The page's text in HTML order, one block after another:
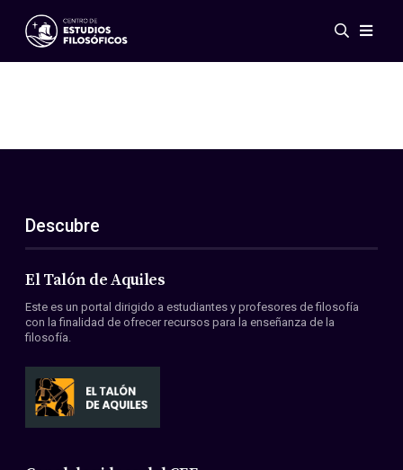
Eventos
ES
EN
Acerca de nosotros
Miembros
Convenios
Descubre
El Talón de Aquiles
Este es un portal dirigido a estudiantes y profesores de filosofía
con la finalidad de ofrecer recursos para la enseñanza de la
filosofía.